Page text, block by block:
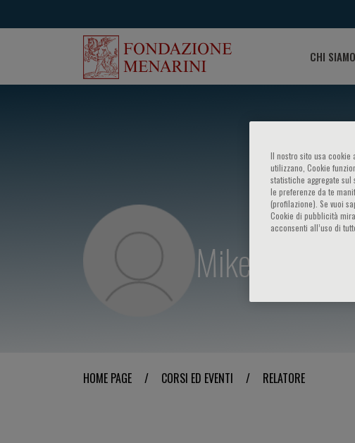
CHI SIAMO
Mike Mansfield
HOME PAGE / CORSI ED EVENTI / RELATORE
Il nostro sito usa cookie
utilizzano, Cookie
statistiche aggregate
le preferenze da te
(profilazione). Se vuoi
Cookie di pubblicità
acconsenti all’uso di